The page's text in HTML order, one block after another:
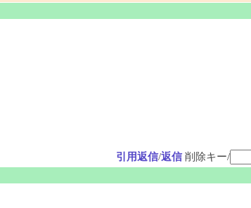
引用返信/返信 削除キー/